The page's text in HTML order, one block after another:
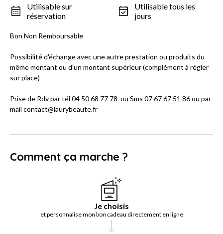
Utilisable sur
réservation
Utilisable tous les
jours
Bon Non Remboursable
Possibilité d'échange avec une autre prestation ou produits du
même montant ou d'un montant supérieur (complément à régler
sur place)
Prise de Rdv par tél 04 50 68 77 78 ou Sms 07 67 67 51 86 ou par
mail contact@laurybeaute.fr
Comment ça marche ?
Je choisis
et personnalise mon bon cadeau directement en ligne